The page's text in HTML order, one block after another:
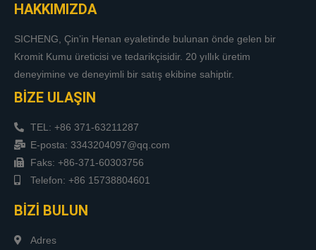
HAKKIMIZDA
SICHENG, Çin’in Henan eyaletinde bulunan önde gelen bir
Kromit Kumu üreticisi ve tedarikçisidir. 20 yıllık üretim
deneyimine ve deneyimli bir satış ekibine sahiptir.
BİZE ULAŞIN
TEL: +86 371-63211287
E-posta: 3343204097@qq.com
Faks: +86-371-60303756
Telefon: +86 15738804601
BİZİ BULUN
Adres